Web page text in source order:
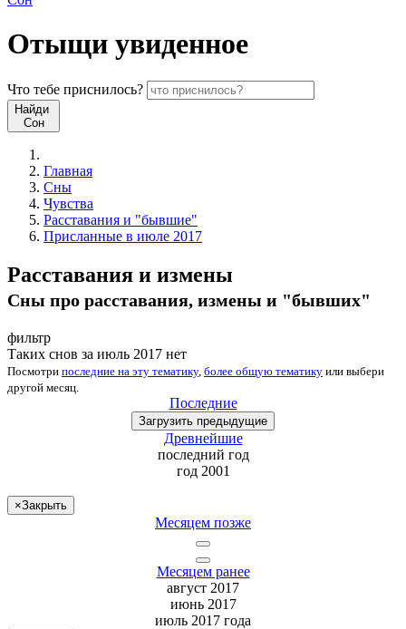
Отыщи увиденное
Что тебе приснилось?
Найди
Сон
Главная
Сны
Чувства
Расставания и "бывшие"
Присланные в июле 2017
Расставания и измены
Сны про расставания, измены и "бывших"
фильтр
Таких снов за июль 2017 нет
Посмотри последние на эту тематику, более общую тематику или выбери
другой месяц
Последние
Загрузить предыдущие
Древнейшие
последний год
год 2001
×Закрыть
Месяцем позже
Месяцем ранее
август 2017
июнь 2017
июль 2017 года